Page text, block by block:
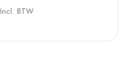
Incl. BTW